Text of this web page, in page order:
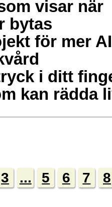
visar när
bytas
för mer
i ditt
kan rädda
3 ... 5 6 7
8